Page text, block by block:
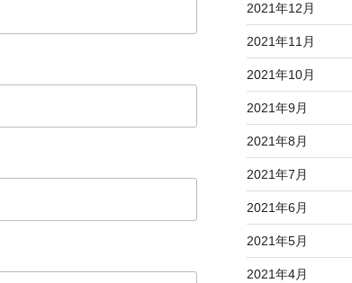
2021年12月
2021年11月
2021年10月
2021年9月
2021年8月
2021年7月
2021年6月
2021年5月
2021年4月